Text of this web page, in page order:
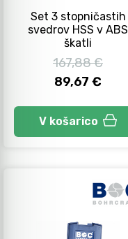
Set 3 stopničastih
svedrov HSS v ABS
škatli
167,88 €
89,67 €
V košarico